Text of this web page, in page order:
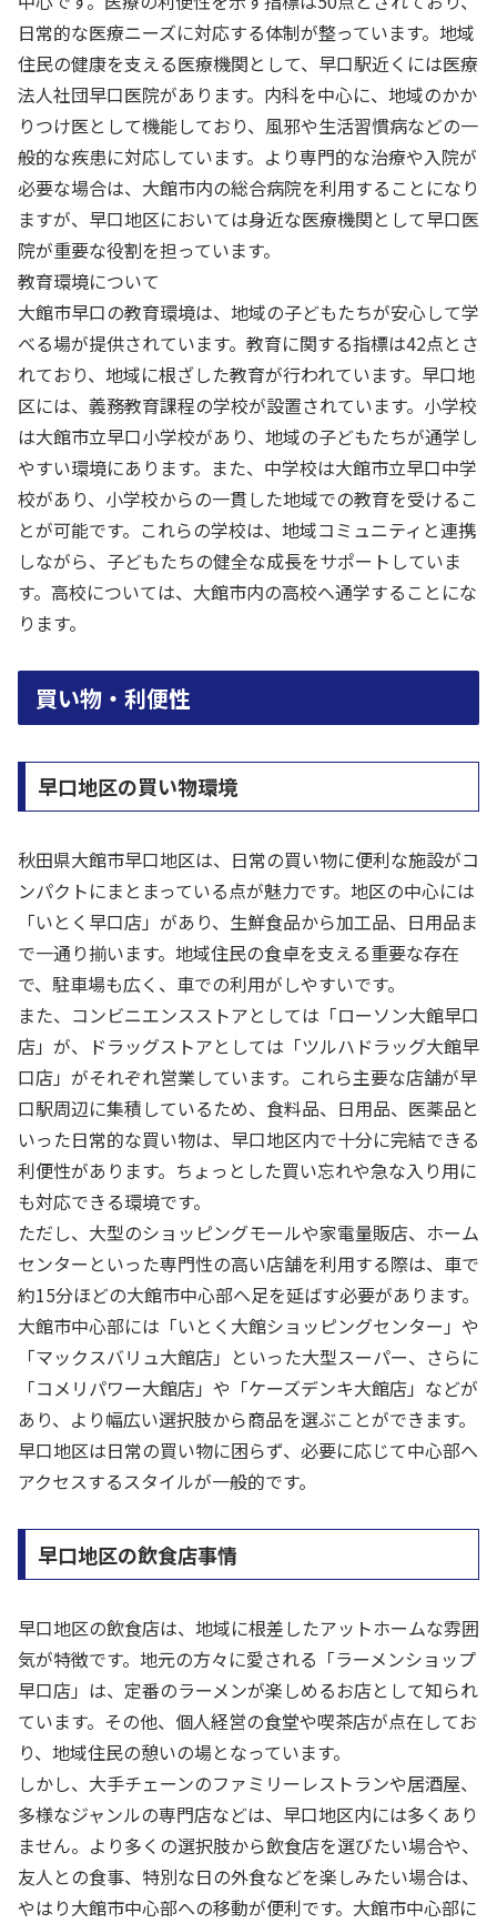
日常的な医療ニーズに対応する体制が整っています。地域
住民の健康を支える医療機関として、早口駅近くには医療
法人社団早口医院があります。内科を中心に、地域のかか
りつけ医として機能しており、風邪や生活習慣病などの一
般的な疾患に対応しています。より専門的な治療や入院が
必要な場合は、大館市内の総合病院を利用することになり
ますが、早口地区においては身近な医療機関として早口医
院が重要な役割を担っています。
教育環境について
大館市早口の教育環境は、地域の子どもたちが安心して学
べる場が提供されています。教育に関する指標は42点とさ
れており、地域に根ざした教育が行われています。早口地
区には、義務教育課程の学校が設置されています。小学校
は大館市立早口小学校があり、地域の子どもたちが通学し
やすい環境にあります。また、中学校は大館市立早口中学
校があり、小学校からの一貫した地域での教育を受けるこ
とが可能です。これらの学校は、地域コミュニティと連携
しながら、子どもたちの健全な成長をサポートしていま
す。高校については、大館市内の高校へ通学することにな
ります。
買い物・利便性
早口地区の買い物環境
秋田県大館市早口地区は、日常の買い物に便利な施設がコ
ンパクトにまとまっている点が魅力です。地区の中心には
「いとく早口店」があり、生鮮食品から加工品、日用品ま
で一通り揃います。地域住民の食卓を支える重要な存在
で、駐車場も広く、車での利用がしやすいです。
また、コンビニエンスストアとしては「ローソン大館早口
店」が、ドラッグストアとしては「ツルハドラッグ大館早
口店」がそれぞれ営業しています。これら主要な店舗が早
口駅周辺に集積しているため、食料品、日用品、医薬品と
いった日常的な買い物は、早口地区内で十分に完結できる
利便性があります。ちょっとした買い忘れや急な入り用に
も対応できる環境です。
ただし、大型のショッピングモールや家電量販店、ホーム
センターといった専門性の高い店舗を利用する際は、車で
約15分ほどの大館市中心部へ足を延ばす必要があります。
大館市中心部には「いとく大館ショッピングセンター」や
「マックスバリュ大館店」といった大型スーパー、さらに
「コメリパワー大館店」や「ケーズデンキ大館店」などが
あり、より幅広い選択肢から商品を選ぶことができます。
早口地区は日常の買い物に困らず、必要に応じて中心部へ
アクセスするスタイルが一般的です。
早口地区の飲食店事情
早口地区の飲食店は、地域に根差したアットホームな雰囲
気が特徴です。地元の方々に愛される「ラーメンショップ
早口店」は、定番のラーメンが楽しめるお店として知られ
ています。その他、個人経営の食堂や喫茶店が点在してお
り、地域住民の憩いの場となっています。
しかし、大手チェーンのファミリーレストランや居酒屋、
多様なジャンルの専門店などは、早口地区内には多くあり
ません。より多くの選択肢から飲食店を選びたい場合や、
友人との食事、特別な日の外食などを楽しみたい場合は、
やはり大館市中心部への移動が便利です。大館市中心部に